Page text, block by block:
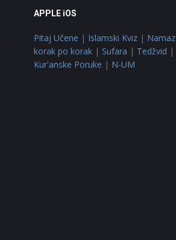
APPLE iOS
Pitaj Učene | Islamski Kviz | Namaz
korak po korak | Sufara | Tedžvid |
Kur'anske Poruke | N-UM